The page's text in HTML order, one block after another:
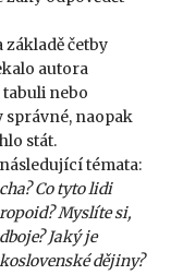
základě četby
autora
tabuli nebo
naopak
stát.
témata:
Co tyto lidi
Myslíte si,
Jaký je
dějiny?